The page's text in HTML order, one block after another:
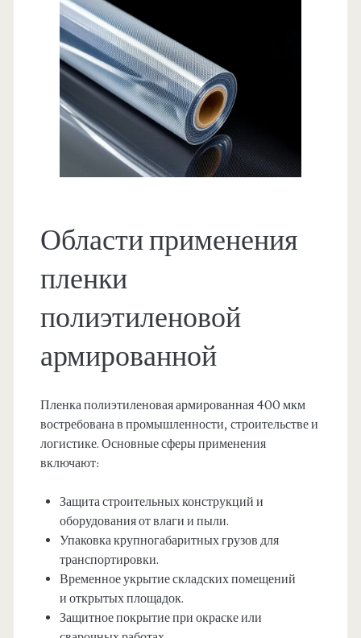
Области применения
пленки
полиэтиленовой
армированной
Пленка полиэтиленовая армированная 400 мкм
востребована в промышленности, строительстве и
логистике. Основные сферы применения
включают:
Защита строительных конструкций и
оборудования от влаги и пыли.
Упаковка крупногабаритных грузов для
транспортировки.
Временное укрытие складских помещений
и открытых площадок.
Защитное покрытие при окраске или